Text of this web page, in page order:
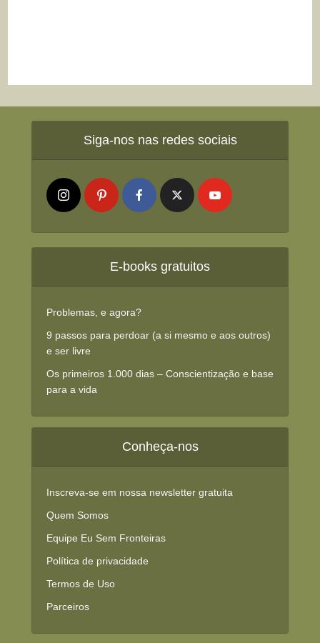
Siga-nos nas redes sociais
E-books gratuitos
Problemas, e agora?
9 passos para perdoar (a si mesmo e aos outros)
e ser livre
Os primeiros 1.000 dias – Conscientização e base
para a vida
Conheça-nos
Inscreva-se em nossa newsletter gratuita
Quem Somos
Equipe Eu Sem Fronteiras
Política de privacidade
Termos de Uso
Parceiros